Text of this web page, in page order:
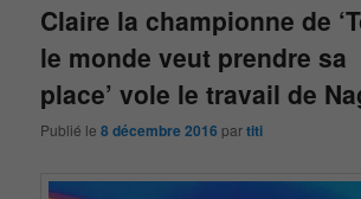
Claire la championne de
le monde veut prendre sa
place’ vole le travail de
Publié le8 décembre 2016 partiti